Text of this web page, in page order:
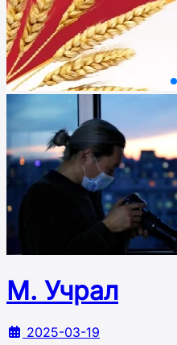
М. Учрал
2025-03-19